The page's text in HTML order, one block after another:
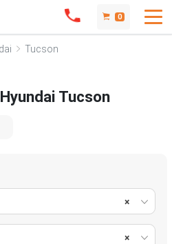
0
Tucson
Tucson
×
×